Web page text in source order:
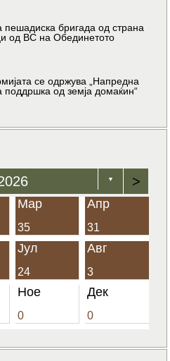
пешадиска бригада од страна
од ВС на Обединетото
се одржува „Напредна
поддршка од земја домаќин“
▼ >
Мар
35
Апр
31
Јул
24
Авг
3
Ное
0
Дек
0